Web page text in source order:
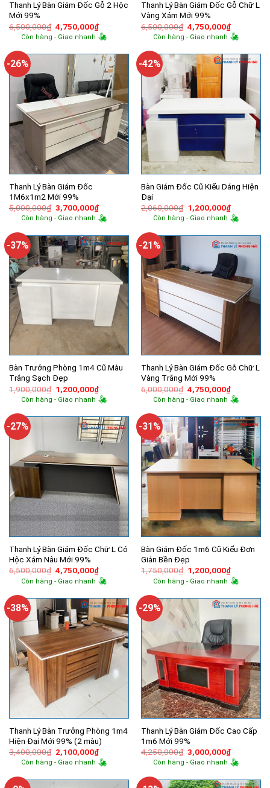
Thanh Lý Bàn Giám Đốc Gỗ 2 Hộc
Mới 99%
6,500,000₫ Giá
gốc
là:
4,750,000₫Giá
hiện
tại
4,750,000₫.
Còn hàng - Giao nhanh
Thanh Lý Bàn Giám Đốc Gỗ Chữ L
Vàng Xám Mới 99%
6,500,000₫ Giá
gốc
là:
4,750,000₫Giá
hiện
tại
Còn hàng - Giao nhanh
-26%
Thanh Lý Bàn Giám Đốc
1M6x1m2 Mới 99%
5,000,000₫ Giá
gốc
là:
3,700,000₫Giá
hiện
tại
3,700,000₫.
Còn hàng - Giao nhanh
-42%
Bàn Giám Đốc Cũ Kiểu Dáng Hiện
Đại
2,060,000₫ Giá
gốc
là:
1,200,000₫Giá
hiện
tại
Còn hàng - Giao nhanh
-37%
Bàn Trưởng Phòng 1m4 Cũ Màu
Trắng Sạch Đẹp
1,900,000₫ Giá
gốc
là:
1,200,000₫Giá
hiện
tại
1,200,000₫.
Còn hàng - Giao nhanh
-21%
Thanh Lý Bàn Giám Đốc Gỗ Chữ L
Vàng Trắng Mới 99%
6,000,000₫ Giá
gốc
là:
4,750,000₫Giá
hiện
tại
Còn hàng - Giao nhanh
-27%
Thanh Lý Bàn Giám Đốc Chữ L Có
Hộc Xám Nâu Mới 99%
6,500,000₫ Giá
gốc
là:
4,750,000₫Giá
hiện
tại
4,750,000₫.
Còn hàng - Giao nhanh
-31%
Bàn Giám Đốc 1m6 Cũ Kiểu Đơn
Giản Bền Đẹp
1,750,000₫ Giá
gốc
là:
1,200,000₫Giá
hiện
tại
Còn hàng - Giao nhanh
-38%
Thanh Lý Bàn Trưởng Phòng 1m4
Hiện Đại Mới 99% (2 màu)
3,400,000₫ Giá
gốc
là:
2,100,000₫Giá
hiện
tại
2,100,000₫.
Còn hàng - Giao nhanh
-29%
Thanh Lý Bàn Giám Đốc Cao Cấp
1m6 Mới 99%
4,250,000₫ Giá
gốc
là:
3,000,000₫Giá
hiện
tại
Còn hàng - Giao nhanh